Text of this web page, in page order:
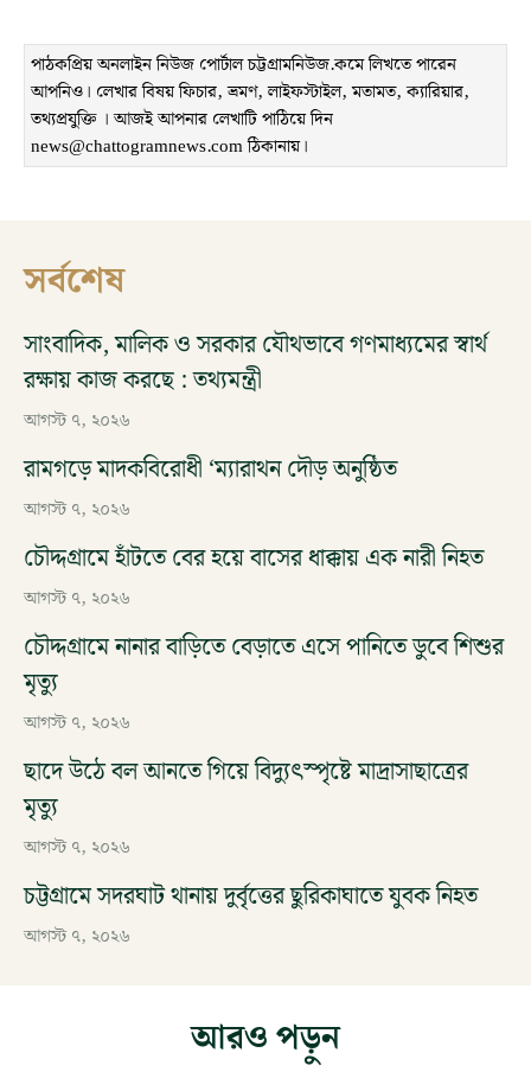
পাঠকপ্রিয় অনলাইন নিউজ পোর্টাল চট্টগ্রামনিউজ.কমে লিখতে পারেন
আপনিও। লেখার বিষয় ফিচার, ভ্রমণ, লাইফস্টাইল, মতামত, ক্যারিয়ার,
তথ্যপ্রযুক্তি । আজই আপনার লেখাটি পাঠিয়ে দিন
news@chattogramnews.com ঠিকানায়।
সর্বশেষ
সাংবাদিক, মালিক ও সরকার যৌথভাবে গণমাধ্যমের স্বার্থ
রক্ষায় কাজ করছে : তথ্যমন্ত্রী
আগস্ট ৭, ২০২৬
রামগড়ে মাদকবিরোধী ‘ম্যারাথন দৌড় অনুষ্ঠিত
আগস্ট ৭, ২০২৬
চৌদ্দগ্রামে হাঁটতে বের হয়ে বাসের ধাক্কায় এক নারী নিহত
আগস্ট ৭, ২০২৬
চৌদ্দগ্রামে নানার বাড়িতে বেড়াতে এসে পানিতে ডুবে শিশুর
মৃত্যু
আগস্ট ৭, ২০২৬
ছাদে উঠে বল আনতে গিয়ে বিদ্যুৎস্পৃষ্টে মাদ্রাসাছাত্রের
মৃত্যু
আগস্ট ৭, ২০২৬
চট্টগ্রামে সদরঘাট থানায় দুর্বৃত্তের ছুরিকাঘাতে যুবক নিহত
আগস্ট ৭, ২০২৬
আরও পড়ুন